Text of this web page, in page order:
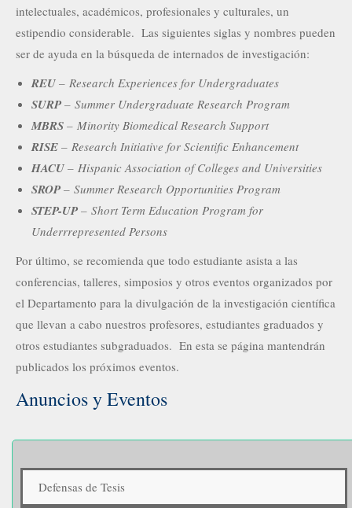
intelectuales, académicos, profesionales y culturales, un
estipendio considerable. Las siguientes siglas y nombres pueden
ser de ayuda en la búsqueda de internados de investigación:
REU – Research Experiences for Undergraduates
SURP – Summer Undergraduate Research Program
MBRS – Minority Biomedical Research Support
RISE – Research Initiative for Scientific Enhancement
HACU – Hispanic Association of Colleges and Universities
SROP – Summer Research Opportunities Program
STEP-UP – Short Term Education Program for
Underrrepresented Persons
Por último, se recomienda que todo estudiante asista a las
conferencias, talleres, simposios y otros eventos organizados por
el Departamento para la divulgación de la investigación científica
que llevan a cabo nuestros profesores, estudiantes graduados y
otros estudiantes subgraduados. En esta se página mantendrán
publicados los próximos eventos.
Anuncios y Eventos
Defensas de Tesis